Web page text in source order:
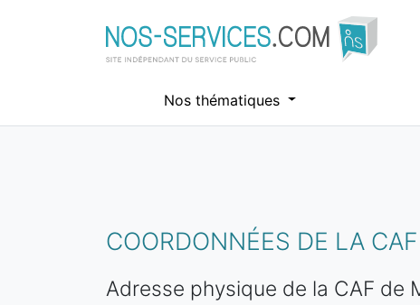
Nos thématiques
COORDONNÉES DE LA
Adresse physique de la CAF de